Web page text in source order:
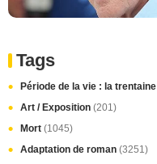
Tags
Période de la vie : la trentaine
Art / Exposition (201)
Mort (1045)
Adaptation de roman (3251)